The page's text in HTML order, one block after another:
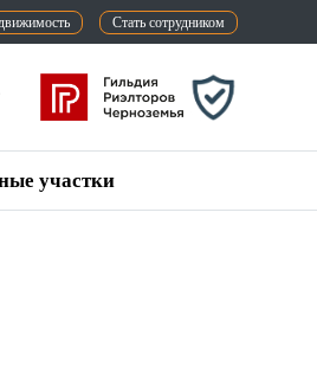
Стать сотрудником
участки